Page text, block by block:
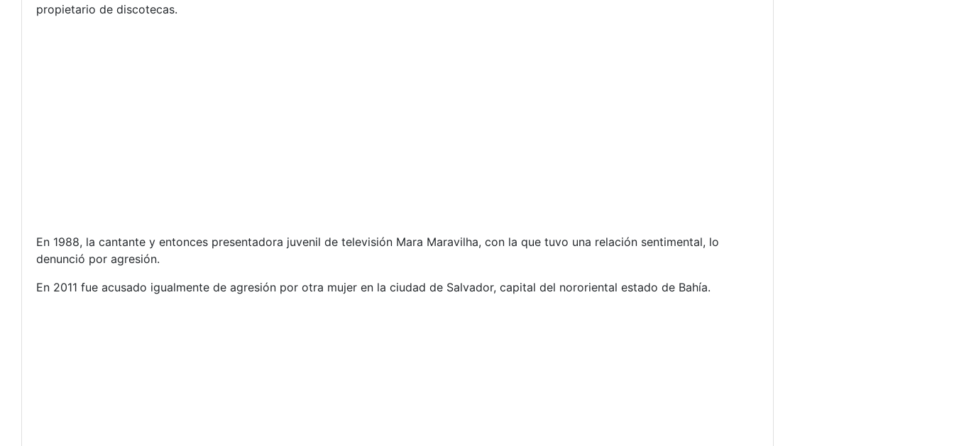
propietario de discotecas.
En 1988, la cantante y entonces presentadora juvenil de televisión Mara Maravilha, con la que tuvo una relación sentimental, lo
denunció por agresión.
En 2011 fue acusado igualmente de agresión por otra mujer en la ciudad de Salvador, capital del nororiental estado de Bahía.